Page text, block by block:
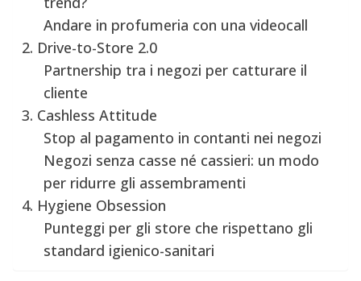
Andare in profumeria con una videocall
2. Drive-to-Store 2.0
Partnership tra i negozi per catturare il
cliente
3. Cashless Attitude
Stop al pagamento in contanti nei negozi
Negozi senza casse né cassieri: un modo
per ridurre gli assembramenti
4. Hygiene Obsession
Punteggi per gli store che rispettano gli
standard igienico-sanitari